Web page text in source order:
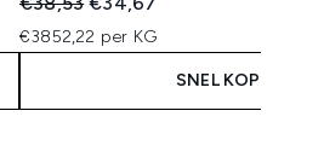
€3852,22 per KG
SNEL KOPEN